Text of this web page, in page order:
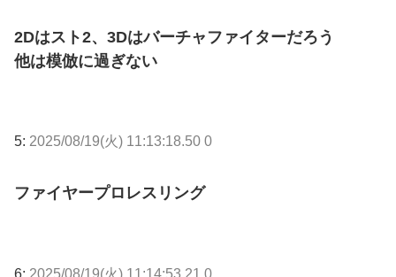
2Dはスト2、3Dはバーチャファイターだろう
他は模倣に過ぎない
5: 2025/08/19(火) 11:13:18.50 0
ファイヤープロレスリング
6: 2025/08/19(火) 11:14:53.21 0